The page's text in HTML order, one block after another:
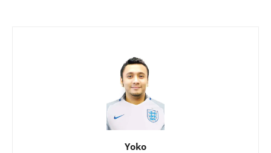
Yoko